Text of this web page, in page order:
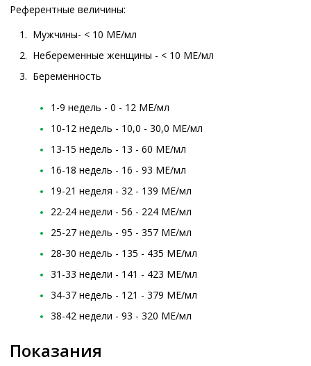
Референтные величины:
Мужчины- < 10 МЕ/мл
Небеременные женщины - < 10 МЕ/мл
Беременность
1-9 недель - 0 - 12 МЕ/мл
10-12 недель - 10,0 - 30,0 МЕ/мл
13-15 недель - 13 - 60 МЕ/мл
16-18 недель - 16 - 93 МЕ/мл
19-21 неделя - 32 - 139 МЕ/мл
22-24 недели - 56 - 224 МЕ/мл
25-27 недель - 95 - 357 МЕ/мл
28-30 недель - 135 - 435 МЕ/мл
31-33 недели - 141 - 423 МЕ/мл
34-37 недель - 121 - 379 МЕ/мл
38-42 недели - 93 - 320 МЕ/мл
Показания